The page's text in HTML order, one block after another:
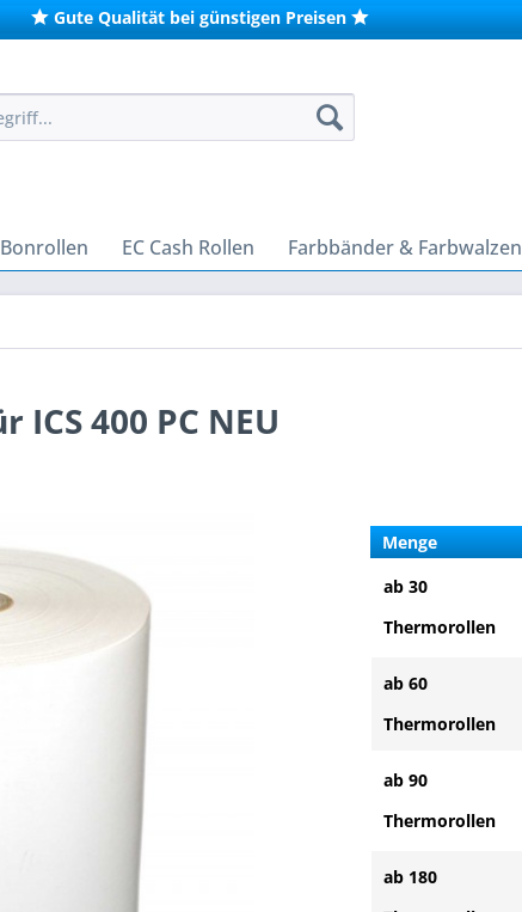
Gute Qualität bei günstigen Preisen
Bonrollen EC Cash Rollen Farbbänder & Farbwalzen
400 PC NEU
Menge
ab 30
Thermorollen
ab 60
Thermorollen
ab 90
Thermorollen
ab 180